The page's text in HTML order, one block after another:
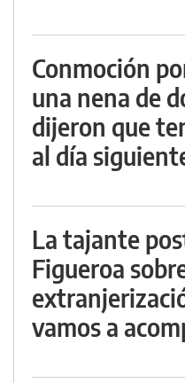
Conmoción
una nena de
dijeron que
al día
La tajante
Figueroa
vamos a